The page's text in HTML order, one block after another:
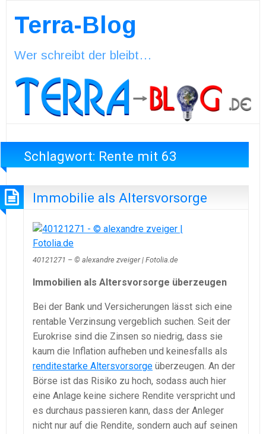
Terra-Blog
Wer schreibt der bleibt…
Schlagwort: Rente mit 63
Immobilie als Altersvorsorge
40121271 – © alexandre zveiger | Fotolia.de
Immobilien als Altersvorsorge überzeugen
Bei der Bank und Versicherungen lässt sich eine
rentable Verzinsung vergeblich suchen. Seit der
Eurokrise sind die Zinsen so niedrig, dass sie
kaum die Inflation aufheben und keinesfalls als
renditestarke Altersvorsorge überzeugen. An der
Börse ist das Risiko zu hoch, sodass auch hier
eine Anlage keine sichere Rendite verspricht und
es durchaus passieren kann, dass der Anleger
nicht nur auf die Rendite, sondern auch auf seinen